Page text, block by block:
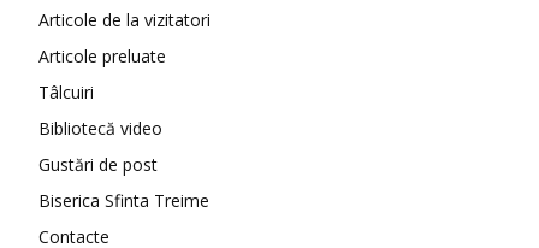
Articole de la vizitatori
Articole preluate
Tâlcuiri
Bibliotecă video
Gustări de post
Biserica Sfinta Treime
Contacte